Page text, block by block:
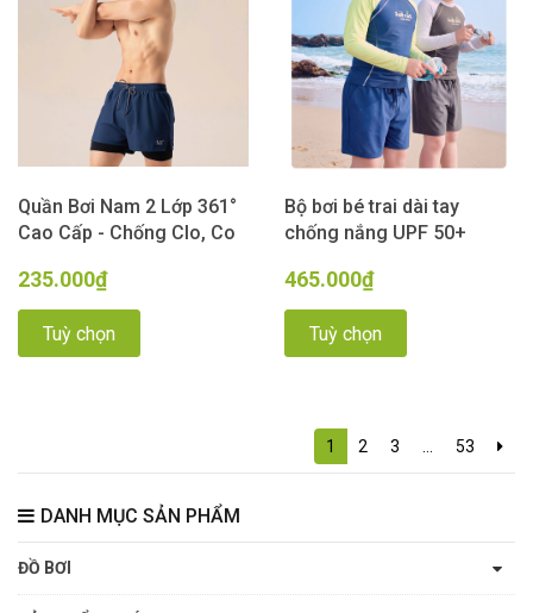
Quần Bơi Nam 2 Lớp 361°
Cao Cấp - Chống Clo, Co
màu Xanh Than
235.000₫
Tuỳ chọn
Bộ bơi bé trai dài tay
chống nắng UPF 50+
quần 2 lớp 361
465.000₫
Tuỳ chọn
1 2 3 ... 53
DANH MỤC SẢN PHẨM
ĐỒ BƠI